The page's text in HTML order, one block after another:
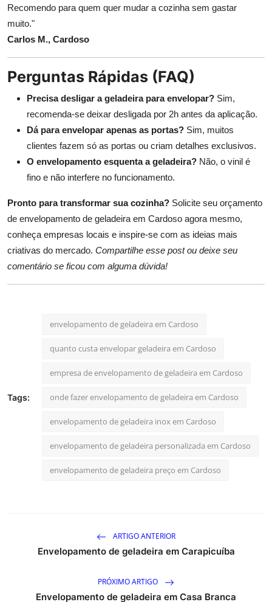
Recomendo para quem quer mudar a cozinha sem gastar
muito."
Carlos M., Cardoso
Perguntas Rápidas (FAQ)
Precisa desligar a geladeira para envelopar? Sim,
recomenda-se deixar desligada por 2h antes da aplicação.
Dá para envelopar apenas as portas? Sim, muitos
clientes fazem só as portas ou criam detalhes exclusivos.
O envelopamento esquenta a geladeira? Não, o vinil é
fino e não interfere no funcionamento.
Pronto para transformar sua cozinha? Solicite seu orçamento
de envelopamento de geladeira em Cardoso agora mesmo,
conheça empresas locais e inspire-se com as ideias mais
criativas do mercado. Compartilhe esse post ou deixe seu
comentário se ficou com alguma dúvida!
Tags:
envelopamento de geladeira em Cardoso
quanto custa envelopar geladeira em Cardoso
empresa de envelopamento de geladeira em Cardoso
onde fazer envelopamento de geladeira em Cardoso
envelopamento de geladeira inox em Cardoso
envelopamento de geladeira personalizada em Cardoso
envelopamento de geladeira preço em Cardoso
ARTIGO ANTERIOR
Envelopamento de geladeira em Carapicuíba
PRÓXIMO ARTIGO
Envelopamento de geladeira em Casa Branca